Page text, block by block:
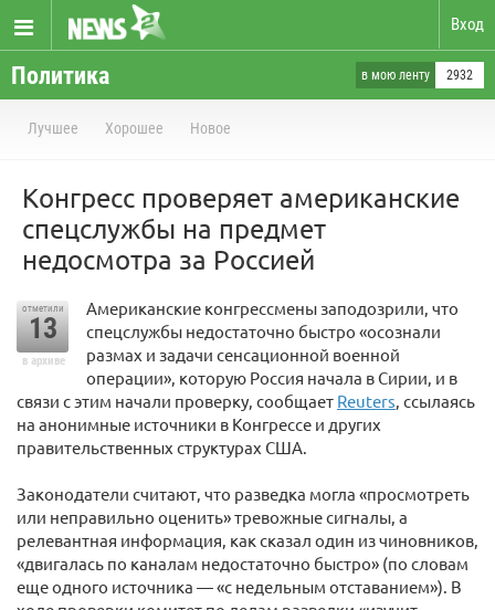
Вход
Политика в мою ленту 2932
Лучшее Хорошее Новое
Конгресс проверяет американские
спецслужбы на предмет
недосмотра за Россией
отметили
13
в архиве
Американские конгрессмены заподозрили, что
спецслужбы недостаточно быстро «осознали
размах и задачи сенсационной военной
операции», которую Россия начала в Сирии, и в
связи с этим начали проверку, сообщает Reuters, ссылаясь
на анонимные источники в Конгрессе и других
правительственных структурах США.
Законодатели считают, что разведка могла «просмотреть
или неправильно оценить» тревожные сигналы, а
релевантная информация, как сказал один из чиновников,
«двигалась по каналам недостаточно быстро» (по словам
еще одного источника — «с недельным отставанием»). В